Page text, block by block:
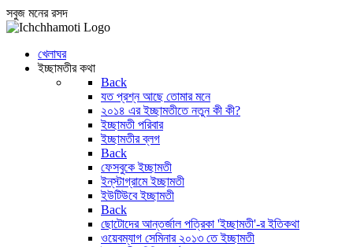
সবুজ মনের রসদ
খেলাঘর
ইচ্ছামতীর কথা
Back
যত প্রশ্ন আছে তোমার মনে
২০১৪ এর ইচ্ছামতীতে নতুন কী কী?
ইচ্ছামতী পরিবার
ইচ্ছামতীর ব্লগ
Back
ফেসবুকে ইচ্ছামতী
ইন্‌স্টাগ্রামে ইচ্ছামতী
ইউটিউবে ইচ্ছামতী
Back
ছোটোদের আন্তর্জাল পত্রিকা 'ইচ্ছামতী'-র ইতিকথা
ওয়েবম্যাগ সেমিনার ২০১৩ তে ইচ্ছামতী